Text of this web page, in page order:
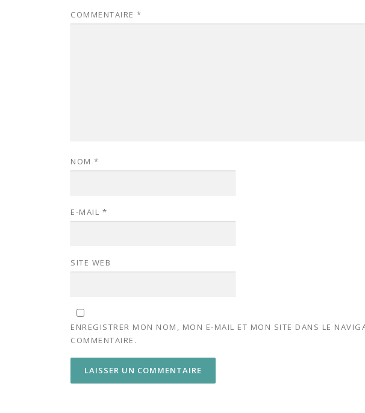
COMMENTAIRE *
NOM *
E-MAIL *
SITE WEB
ENREGISTRER MON NOM, MON E-MAIL ET MON SITE DANS LE
COMMENTAIRE.